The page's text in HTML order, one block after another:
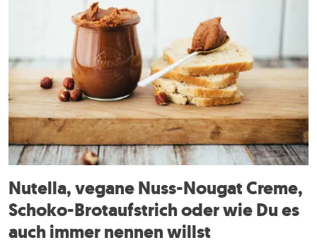
Nutella, vegane Nuss-Nougat Creme,
Schoko-Brotaufstrich oder wie Du es
auch immer nennen willst